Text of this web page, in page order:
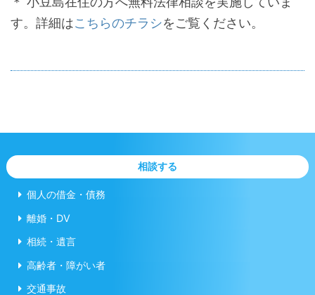
す。詳細はこちらのチラシをご覧ください。
相談する
個人の借金・債務
離婚・DV
相続・遺言
高齢者・障がい者
交通事故